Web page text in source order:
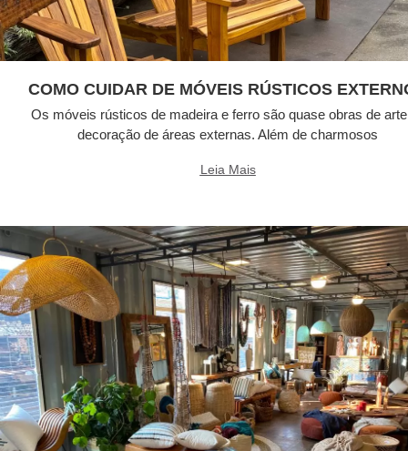
COMO CUIDAR DE MÓVEIS RÚSTICOS
Os móveis rústicos de madeira e ferro são quase obras de
decoração de áreas externas. Além de charmosos
Leia Mais